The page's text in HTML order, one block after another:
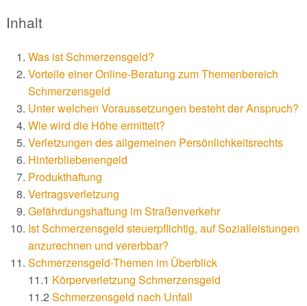
Inhalt
Was ist Schmerzensgeld?
Vorteile einer Online-Beratung zum Themenbereich
Schmerzensgeld
Unter welchen Voraussetzungen besteht der Anspruch?
Wie wird die Höhe ermittelt?
Verletzungen des allgemeinen Persönlichkeitsrechts
Hinterbliebenengeld
Produkthaftung
Vertragsverletzung
Gefährdungshaftung im Straßenverkehr
Ist Schmerzensgeld steuerpflichtig, auf Sozialleistungen
anzurechnen und vererbbar?
Schmerzensgeld-Themen im Überblick
11.1 Körperverletzung Schmerzensgeld
11.2 Schmerzensgeld nach Unfall